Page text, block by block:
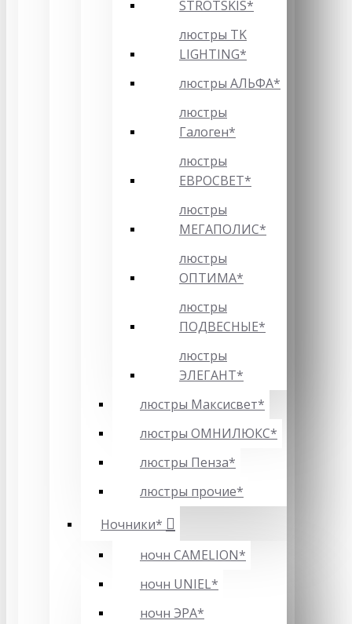
STROTSKIS*
люстры TK
LIGHTING*
люстры АЛЬФА*
люстры
Галоген*
люстры
ЕВРОСВЕТ*
люстры
МЕГАПОЛИС*
люстры
ОПТИМА*
люстры
ПОДВЕСНЫЕ*
люстры
ЭЛЕГАНТ*
люстры Максисвет*
люстры ОМНИЛЮКС*
люстры Пенза*
люстры прочие*
Ночники*
ночн CAMELION*
ночн UNIEL*
ночн ЭРА*